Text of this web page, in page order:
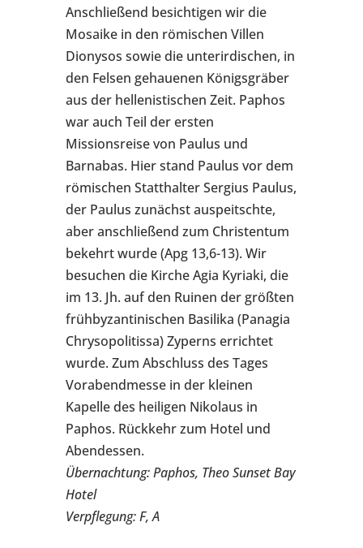
Anschließend besichtigen wir die
Mosaike in den römischen Villen
Dionysos sowie die unterirdischen, in
den Felsen gehauenen Königsgräber
aus der hellenistischen Zeit. Paphos
war auch Teil der ersten
Missionsreise von Paulus und
Barnabas. Hier stand Paulus vor dem
römischen Statthalter Sergius Paulus,
der Paulus zunächst auspeitschte,
aber anschließend zum Christentum
bekehrt wurde (Apg 13,6-13). Wir
besuchen die Kirche Agia Kyriaki, die
im 13. Jh. auf den Ruinen der größten
frühbyzantinischen Basilika (Panagia
Chrysopolitissa) Zyperns errichtet
wurde. Zum Abschluss des Tages
Vorabendmesse in der kleinen
Kapelle des heiligen Nikolaus in
Paphos. Rückkehr zum Hotel und
Abendessen.
Übernachtung: Paphos, Theo Sunset Bay
Hotel
Verpflegung: F, A